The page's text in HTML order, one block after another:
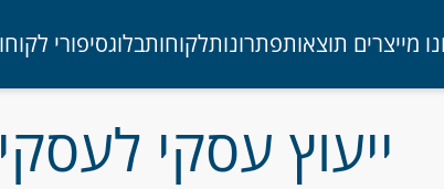
מייצרים תוצאותפתרונותלקוחותבלוגסיפורי
ייעוץ עסקי